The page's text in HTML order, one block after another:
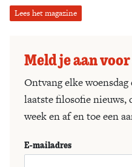
Lees het magazine
Meld je aan
Ontvang elke
laatste filosofie nieuws,
week en af en toe een
E-mailadres